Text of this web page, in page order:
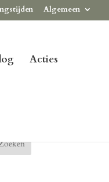
Algemeen
Acties